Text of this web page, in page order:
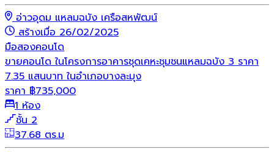
อ่าวอุดม แหลมฉบัง เครือสหพัฒน์
สร้างเมื่อ 26/02/2025
มือสองคอนโด
ขายคอนโด ในโครงการอาคารชุดเคหะชุมชนแหลมฉบัง 3 ราคา
7.35 แสนบาท ในอำเภอบางละมุง
ราคา ฿735,000
1 ห้อง
ชั้น 2
37.68 ตร.ม